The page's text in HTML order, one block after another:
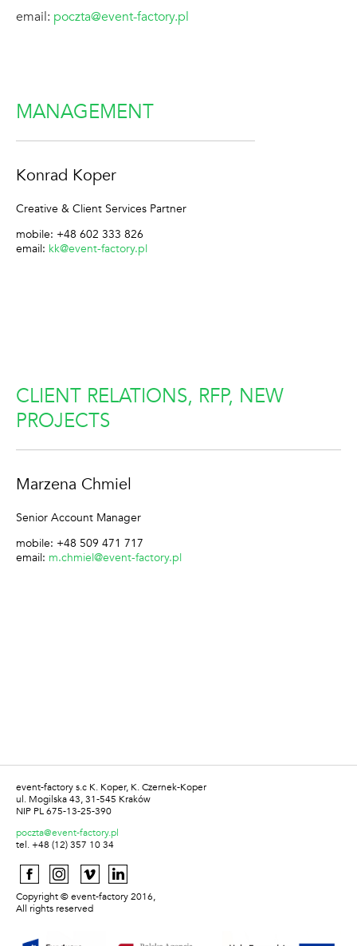
email: poczta@event-factory.pl
MANAGEMENT
Konrad Koper
Creative & Client Services Partner
mobile: +48 602 333 826
email: kk@event-factory.pl
CLIENT RELATIONS, RFP, NEW
PROJECTS
Marzena Chmiel
Senior Account Manager
mobile: +48 509 471 717
email: m.chmiel@event-factory.pl
event-factory s.c K. Koper, K. Czernek-Koper
ul. Mogilska 43, 31-545 Kraków
NIP PL 675-13-25-390
poczta@event-factory.pl
tel. +48 (12) 357 10 34
Copyright © event-factory 2016,
All rights reserved